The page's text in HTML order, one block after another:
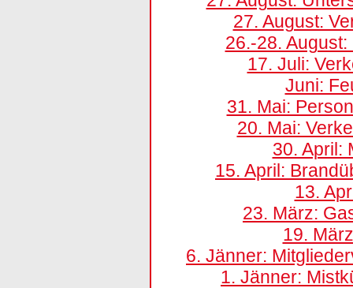
27. August:
26.-28.
17. Juli:
Juni:
31. Mai:
20. Mai:
30. April:
15. April:
13.
23. März:
19.
6. Jänner:
1. Jänner: